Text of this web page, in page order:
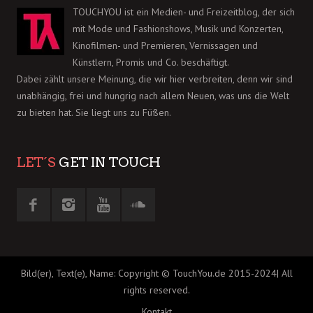
TOUCHYOU ist ein Medien- und Freizeitblog, der sich
mit Mode und Fashionshows, Musik und Konzerten,
Kinofilmen- und Premieren, Vernissagen und
Künstlern, Promis und Co. beschäftigt.
Dabei zählt unsere Meinung, die wir hier verbreiten, denn wir sind
unabhängig, frei und hungrig nach allem Neuen, was uns die Welt
zu bieten hat. Sie liegt uns zu Füßen.
LET´S GET IN TOUCH
Bild(er), Text(e), Name: Copyright © TouchYou.de 2015-2024| All
rights reserved.